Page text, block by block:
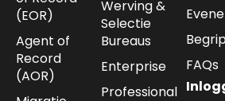
(EOR)
Agent of
Record
(AOR)
Werving &
Selectie
Bureaus
Enterprise
Professional
FAQs